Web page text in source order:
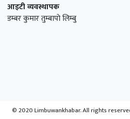
आइटी व्यवस्थापक
डम्बर कुमार तुम्बापाे लिम्बु
© 2020 Limbuwankhabar. All rights